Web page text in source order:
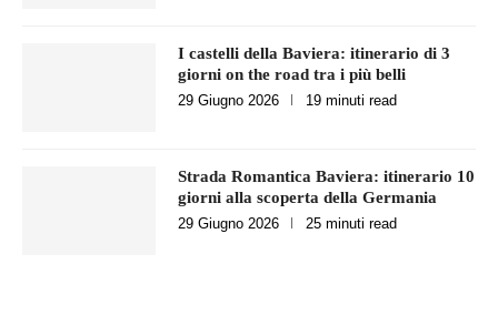
I castelli della Baviera: itinerario di 3
giorni on the road tra i più belli
29 Giugno 2026 19 minuti read
Strada Romantica Baviera: itinerario 10
giorni alla scoperta della Germania
29 Giugno 2026 25 minuti read